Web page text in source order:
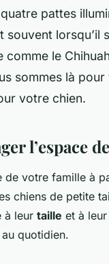
pattes
lorsqu’il
comme le
sommes là
votre chien.
l’espace
de votre famille à
chiens de petite
à leur taille et à
quotidien.